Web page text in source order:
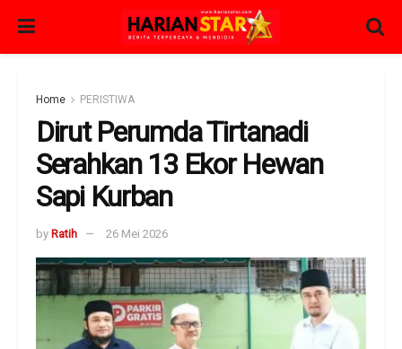
Home PERISTIWA
Dirut Perumda Tirtanadi
Serahkan 13 Ekor Hewan
Sapi Kurban
by Ratih 26 Mei 2026